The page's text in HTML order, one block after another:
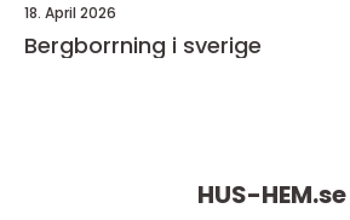
18. April 2026
Bergborrning i sverige
HUS-HEM.se